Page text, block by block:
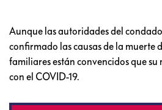
Aunque las autoridades del
confirmado las causas de la muerte
familiares están convencidos que
con el COVID-19.